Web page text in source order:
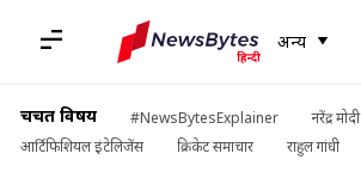
अन्य
चर्चित विषय #NewsBytesExplainer
नरेंद्र मोदी
आर्टिफिशियल इंटेलिजेंस
क्रिकेट समाचार राहुल गांधी